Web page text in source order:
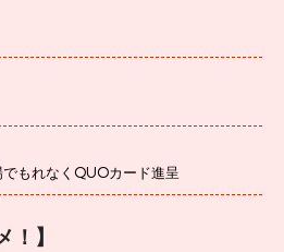
もれなくQUOカード進呈
！】